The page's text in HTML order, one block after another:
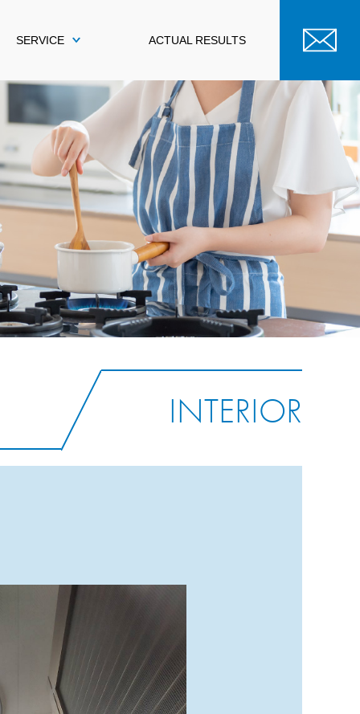
SERVICE ACTUAL RESULTS
INTERIOR